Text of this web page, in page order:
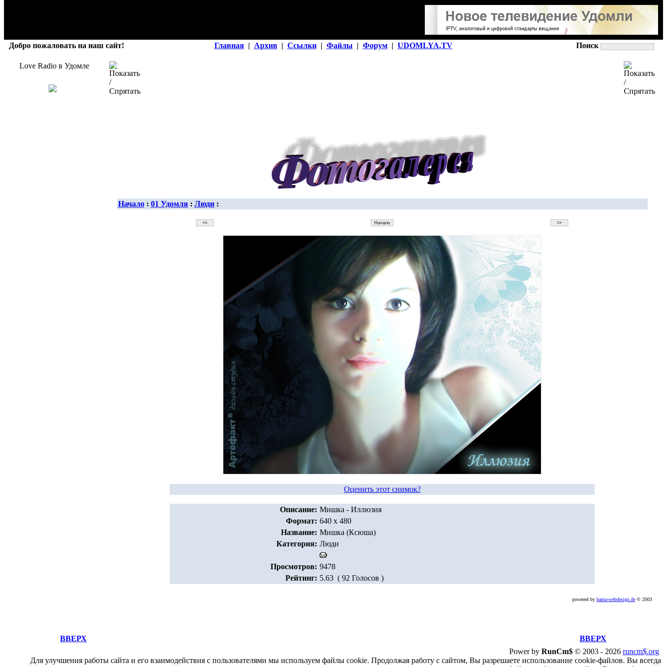
Добро пожаловать на наш сайт! Главная | Архив | Ссылки | Файлы | Форум | UDOMLYA.TV Поиск
Love Radio в Удомле
Начало: 01 Удомля: Люди:
Оценить этот снимок?
Описание: Мишка - Иллюзия
Формат: 640 x 480
Название: Мишка (Ксюша)
Категория: Люди
Просмотров: 9478
Рейтинг: 5.63 ( 92 Голосов )
powered by bama-webdesign.de © 2003
ВВЕРХ
ВВЕРХ
Power by RunCm$ © 2003 - 2026 runcm$.org
Для улучшения работы сайта и его взаимодействия с пользователями мы используем файлы cookie. Продолжая работу с сайтом, Вы разрешаете использование cookie-файлов. Вы всегда